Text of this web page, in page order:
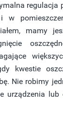
w
mamy
kwestie
Nie robimy
urządzenia